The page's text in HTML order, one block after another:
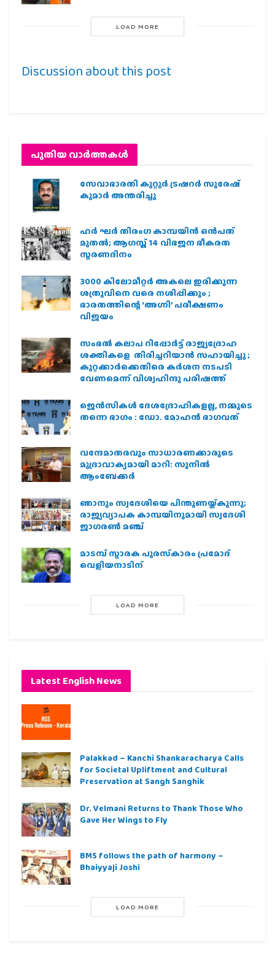
LOAD MORE
Discussion about this post
പുതിയ വാര്‍ത്തകള്‍
സേവാഭാരതി കുറ്റൂർ ട്രഷറർ സുരേഷ്
കുമാർ അന്തരിച്ചു
ഹര്‍ ഘര്‍ തിരംഗ കാമ്പയിന്‍ ഒന്‍പത്
മുതല്‍; ആഗസ്ത് 14 വിഭജന ഭീകരത
സ്മരണദിനം
3000 കിലോമീറ്റർ അകലെ ഇരിക്കുന്ന
ശത്രുവിനെ വരെ നശിപ്പിക്കും ;
ഭാരതത്തിന്റെ ‘അഗ്നി’ പരീക്ഷണം
വിജയം
സംഭൽ കലാപ റിപ്പോർട്ട് രാജ്യദ്രോഹ
ശക്തികളെ തിരിച്ചറിയാൻ സഹായിച്ചു ;
കുറ്റക്കാർക്കെതിരെ കർശന നടപടി
വേണമെന്ന് വിശ്വഹിന്ദു പരിഷത്ത്
ജെന്‍സികള്‍ ദേശദ്രോഹികളല്ല, നമ്മുടെ
തന്നെ ഭാഗം : ഡോ. മോഹന്‍ ഭാഗവത്
വന്ദേമാതരവും സാധാരണക്കാരുടെ
മുദ്രാവാക്യമായി മാറി: സുനിൽ
ആംബേക്കർ
ഞാനും സ്വദേശിയെ പിന്തുണയ്ക്കുന്നു;
രാജ്യവ്യാപക കാമ്പയിനുമായി സ്വദേശി
ജാഗരണ്‍ മഞ്ച്
മാടമ്പ് സ്മാരക പുരസ്‌കാരം പ്രമോദ്
വെളിയനാടിന്
LOAD MORE
Latest English News
Palakkad – Kanchi Shankaracharya Calls
for Societal Upliftment and Cultural
Preservation at Sangh Sanghik
Dr. Velmani Returns to Thank Those Who
Gave Her Wings to Fly
BMS follows the path of harmony –
Bhaiyyaji Joshi
LOAD MORE